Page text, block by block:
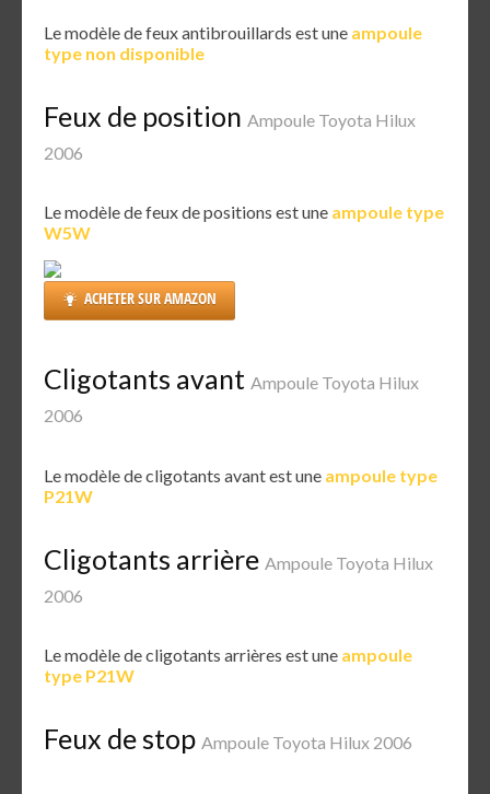
Le modèle de feux antibrouillards est une ampoule
type non disponible
Feux de position Ampoule Toyota Hilux
2006
Le modèle de feux de positions est une ampoule type
W5W
ACHETER SUR AMAZON
Cligotants avant Ampoule Toyota Hilux
2006
Le modèle de cligotants avant est une ampoule type
P21W
Cligotants arrière Ampoule Toyota Hilux
2006
Le modèle de cligotants arrières est une ampoule
type P21W
Feux de stop Ampoule Toyota Hilux 2006